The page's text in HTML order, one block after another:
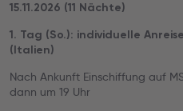
15.11.2026 (11 Nächte)
1. Tag (So.): individuelle
(Italien)
Nach Ankunft Einschiffung auf
dann um 19 Uhr